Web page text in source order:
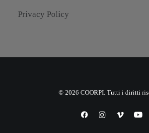
Privacy Policy
© 2026 COORPI. Tutti i diritti